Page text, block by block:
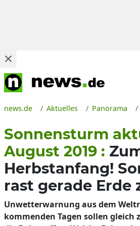
news.de Aktuelles Panorama
Sonnensturm
August 2019 :
Herbstanfang!
rast gerade Erde
Unwetterwarnung aus dem
kommenden Tagen sollen gleich